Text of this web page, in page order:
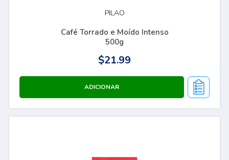
PILAO
Café Torrado e Moído Intenso
500g
$21.99